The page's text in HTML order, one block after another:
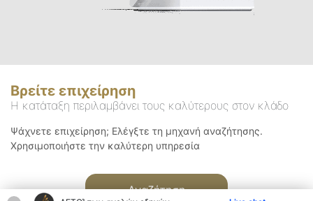
Βρείτε επιχείρηση
Η κατάταξη περιλαμβάνει τους καλύτερους στον κλάδο
Ψάχνετε επιχείρηση; Ελέγξτε τη μηχανή αναζήτησης.
Χρησιμοποιήστε την καλύτερη υπηρεσία
Αναζήτηση